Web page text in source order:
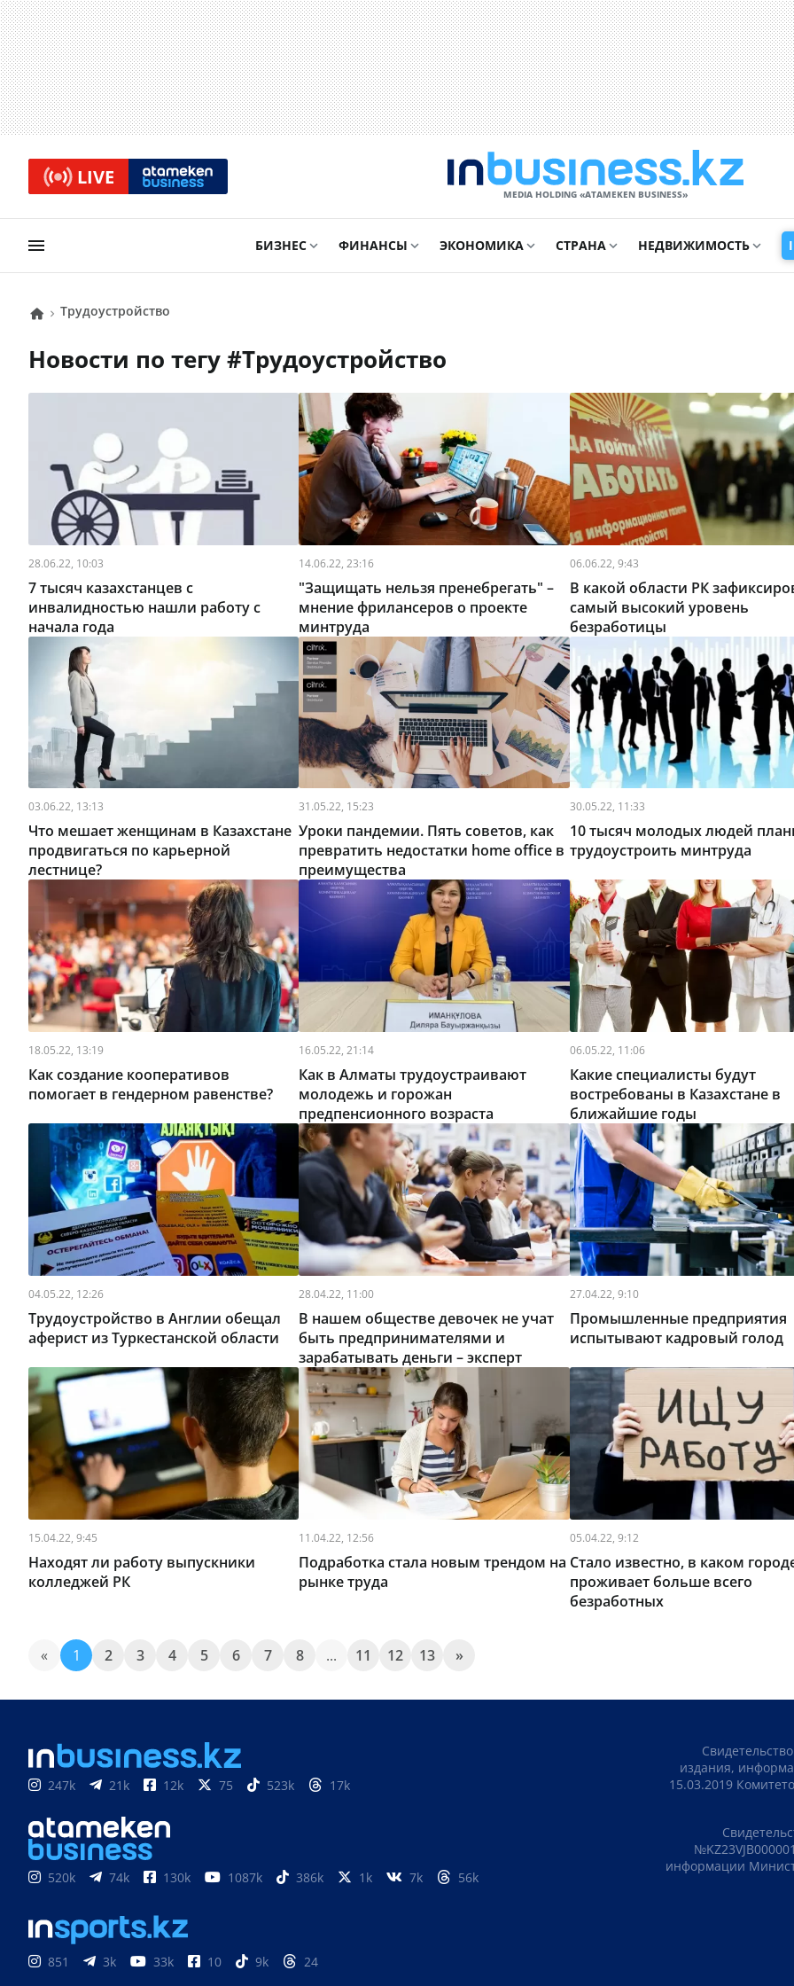
LIVE
MEDIA HOLDING «ATAMEKЕN BUSINESS»
БИЗНЕС ФИНАНСЫ ЭКОНОМИКА СТРАНА НЕДВИЖИМОСТЬ
Трудоустройство
Новости по тегу # Трудоустройство
28.06.22, 10:03
7 тысяч казахстанцев с
инвалидностью нашли работу с
начала года
14.06.22, 23:16
"Защищать нельзя пренебрегать" –
мнение фрилансеров о проекте
минтруда
06.06.22, 9:43
В какой области РК
самый высокий уровень
безработицы
03.06.22, 13:13
Что мешает женщинам в Казахстане
продвигаться по карьерной
лестнице?
31.05.22, 15:23
Уроки пандемии. Пять советов, как
превратить недостатки home office в
преимущества
30.05.22, 11:33
10 тысяч молодых людей
трудоустроить минтруда
18.05.22, 13:19
Как создание кооперативов
помогает в гендерном равенстве?
16.05.22, 21:14
Как в Алматы трудоустраивают
молодежь и горожан
предпенсионного возраста
06.05.22, 11:06
Какие специалисты будут
востребованы в Казахстане в
ближайшие годы
04.05.22, 12:26
Трудоустройство в Англии обещал
аферист из Туркестанской области
28.04.22, 11:00
В нашем обществе девочек не учат
быть предпринимателями и
зарабатывать деньги – эксперт
27.04.22, 9:10
Промышленные предприятия
испытывают кадровый голод
15.04.22, 9:45
Находят ли работу выпускники
колледжей РК
11.04.22, 12:56
Подработка стала новым трендом на
рынке труда
05.04.22, 9:12
Стало известно, в каком
проживает больше всего
безработных
« 1 2 3 4 5 6 7 8 ... 11 12 13 »
247k 21k 12k 75 523k 17k
520k 74k 130k 1087k 386k 1k 7k 56k
851 3k 33k 10 9k 24
издания,
15.03.2019
информации